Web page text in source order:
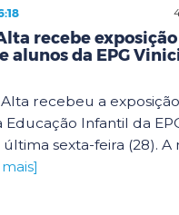
recebe
alunos da EPG
recebeu a
Educação Infantil da
sexta-feira (28). A